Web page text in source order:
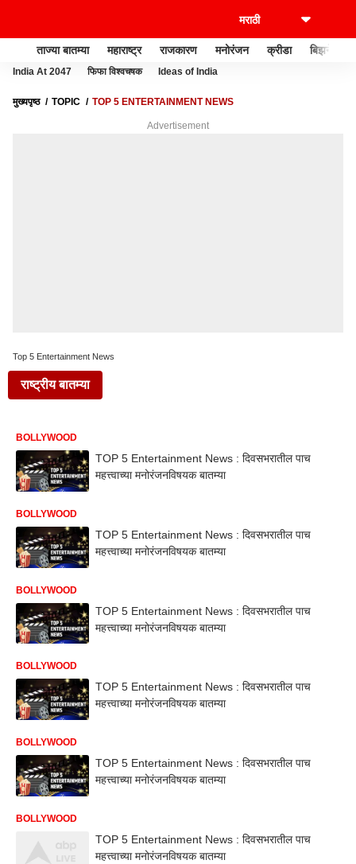
ताज्या बातम्या महाराष्ट्र राजकारण मनोरंजन क्रीडा बिझनेस
India At 2047 फिफा विश्वचषक Ideas of India
मुख्यपृष्ठ TOPIC TOP 5 ENTERTAINMENT NEWS
Advertisement
Top 5 Entertainment News
राष्ट्रीय बातम्या
BOLLYWOOD
TOP 5 Entertainment News : दिवसभरातील पाच
महत्त्वाच्या मनोरंजनविषयक बातम्या
BOLLYWOOD
TOP 5 Entertainment News : दिवसभरातील पाच
महत्त्वाच्या मनोरंजनविषयक बातम्या
BOLLYWOOD
TOP 5 Entertainment News : दिवसभरातील पाच
महत्त्वाच्या मनोरंजनविषयक बातम्या
BOLLYWOOD
TOP 5 Entertainment News : दिवसभरातील पाच
महत्त्वाच्या मनोरंजनविषयक बातम्या
BOLLYWOOD
TOP 5 Entertainment News : दिवसभरातील पाच
महत्त्वाच्या मनोरंजनविषयक बातम्या
BOLLYWOOD
TOP 5 Entertainment News : दिवसभरातील पाच
महत्त्वाच्या मनोरंजनविषयक बातम्या